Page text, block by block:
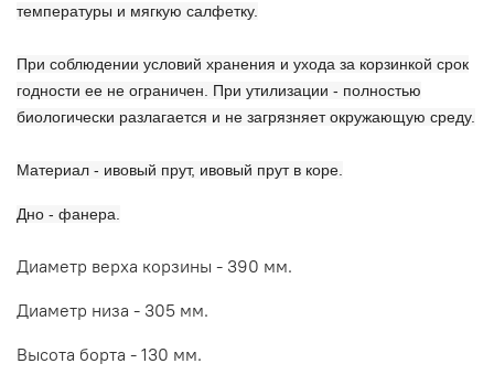
температуры и мягкую салфетку.
При соблюдении условий хранения и ухода за корзинкой срок
годности ее не ограничен. При утилизации - полностью
биологически разлагается и не загрязняет окружающую среду.
Материал - ивовый прут, ивовый прут в коре.
Дно - фанера.
Диаметр верха корзины - 390 мм.
Диаметр низа - 305 мм.
Высота борта - 130 мм.